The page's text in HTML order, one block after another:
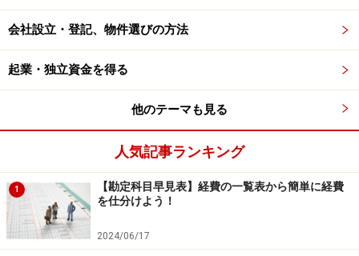
1/3
会社設立・登記、物件選びの方法
起業・独立資金を得る
他のテーマも見る
人気記事ランキング
1
【勘定科目早見表】経費の一覧表から簡単に経費
を仕分けよう！
2024/06/17